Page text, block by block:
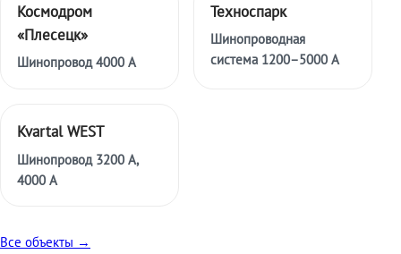
Космодром
«Плесецк»
Шинопровод 4000 А
Техноспарк
Шинопроводная
система 1200–5000 А
Kvartal WEST
Шинопровод 3200 А,
4000 А
Все объекты →